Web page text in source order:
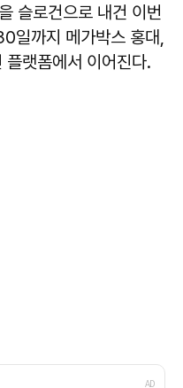
로건으로 내건 이번
일까지 메가박스 홍대,
플랫폼에서 이어진다.